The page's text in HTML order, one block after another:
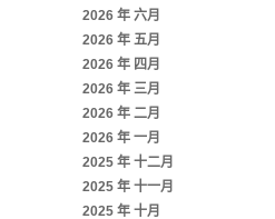
2026 年 六月
2026 年 五月
2026 年 四月
2026 年 三月
2026 年 二月
2026 年 一月
2025 年 十二月
2025 年 十一月
2025 年 十月